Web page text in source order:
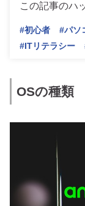
この記事のハ
#初心者 #パソ
#ITリテラシー
OSの種類